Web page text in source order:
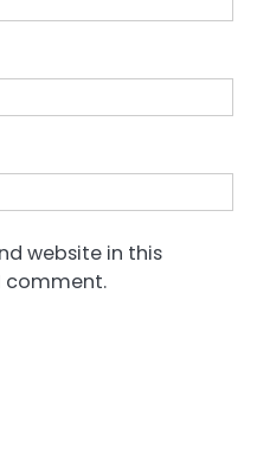
website in this
comment.